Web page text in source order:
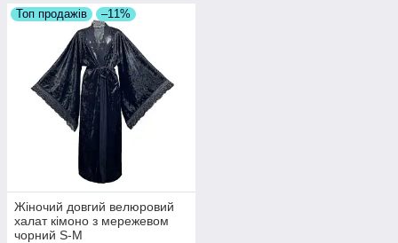
Топ продажів –11%
Жіночий довгий велюровий
халат кімоно з мережевом
чорний S-M